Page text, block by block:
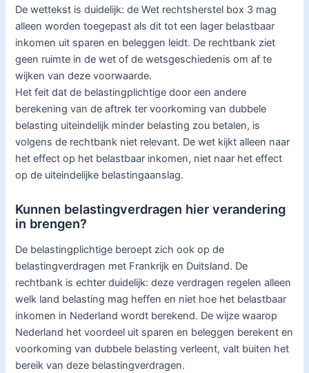
De wettekst is duidelijk: de Wet rechtsherstel box 3 mag
alleen worden toegepast als dit tot een lager belastbaar
inkomen uit sparen en beleggen leidt. De rechtbank ziet
geen ruimte in de wet of de wetsgeschiedenis om af te
wijken van deze voorwaarde.
Het feit dat de belastingplichtige door een andere
berekening van de aftrek ter voorkoming van dubbele
belasting uiteindelijk minder belasting zou betalen, is
volgens de rechtbank niet relevant. De wet kijkt alleen naar
het effect op het belastbaar inkomen, niet naar het effect
op de uiteindelijke belastingaanslag.
Kunnen belastingverdragen hier verandering
in brengen?
De belastingplichtige beroept zich ook op de
belastingverdragen met Frankrijk en Duitsland. De
rechtbank is echter duidelijk: deze verdragen regelen alleen
welk land belasting mag heffen en niet hoe het belastbaar
inkomen in Nederland wordt berekend. De wijze waarop
Nederland het voordeel uit sparen en beleggen berekent en
voorkoming van dubbele belasting verleent, valt buiten het
bereik van deze belastingverdragen.